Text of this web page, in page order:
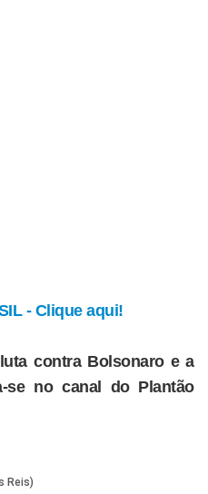
- Clique aqui!
contra Bolsonaro e a
se no canal do Plantão